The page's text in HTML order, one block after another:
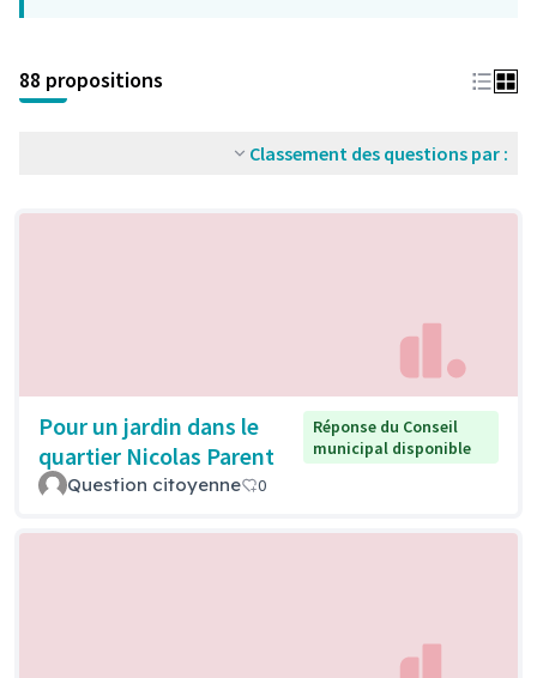
88 propositions
Classement des questions par :
Pour un jardin dans le
quartier Nicolas Parent
Réponse du Conseil
municipal disponible
Question citoyenne 0